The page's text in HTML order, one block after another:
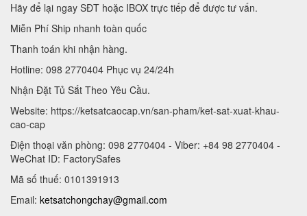
Hãy để lại ngay SĐT hoặc IBOX trực tiếp để được tư vấn.
Miễn Phí Ship nhanh toàn quốc
Thanh toán khi nhận hàng.
Hotline: 098 2770404 Phục vụ 24/24h
Nhận Đặt Tủ Sắt Theo Yêu Cầu.
Website: https://ketsatcaocap.vn/san-pham/ket-sat-xuat-khau-
cao-cap
Điện thoại văn phòng: 098 2770404 - Viber: +84 98 2770404 -
WeChat ID: FactorySafes
Mã số thuế: 0101391913
Email: ketsatchongchay@gmail.com